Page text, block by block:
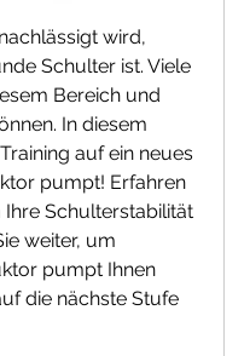
wird,
Schulter ist. Viele
Bereich und
In diesem
auf ein neues
pumpt! Erfahren
Ihre Schulterstabilität
weiter, um
pumpt Ihnen
die nächste Stufe